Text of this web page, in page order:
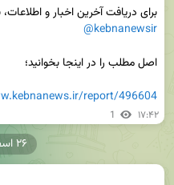
برای دریافت آخرین اخبار و اطلاعات،
@kebnanewsir
report/496604
1 ۱۷:۴۲
۲۶ اسفند ۱۴۰۳